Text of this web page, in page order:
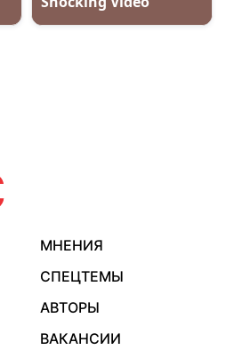
МНЕНИЯ
СПЕЦТЕМЫ
АВТОРЫ
ВАКАНСИИ